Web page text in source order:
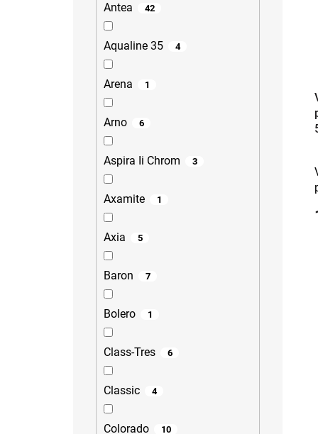
Antea 42
Aqualine 35 4
Arena 1
Arno 6
Aspira Ii Chrom 3
Axamite 1
Axia 5
Baron 7
Bolero 1
Class-Tres 6
Classic 4
Colorado 10